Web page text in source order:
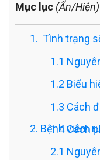
Mục lục (Ẩn/Hiện)
1. Tình trạng
1.1
1.2 Biểu
1.3 Cách
1.4 Cách
2. Bệnh viêm
2.1